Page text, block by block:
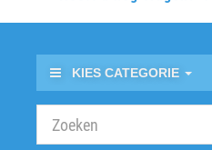
KIES CATEGORIE